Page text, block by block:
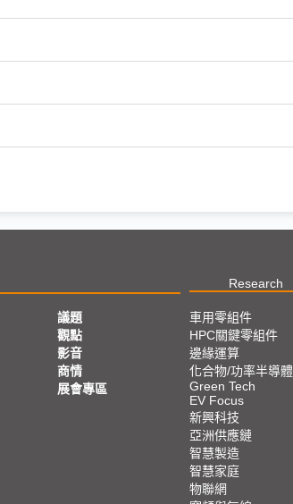
Research
議題
觀點
影音
商情
展會專區
車用零組件
HPC關鍵零組件
邊緣運算
化合物/功率半導體
Green Tech
EV Focus
新興科技
亞洲供應鏈
智慧製造
智慧家庭
物聯網